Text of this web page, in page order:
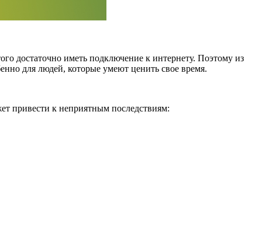
достаточно иметь подключение к интернету. Поэтому из
для людей, которые умеют ценить свое время.
привести к неприятным последствиям: